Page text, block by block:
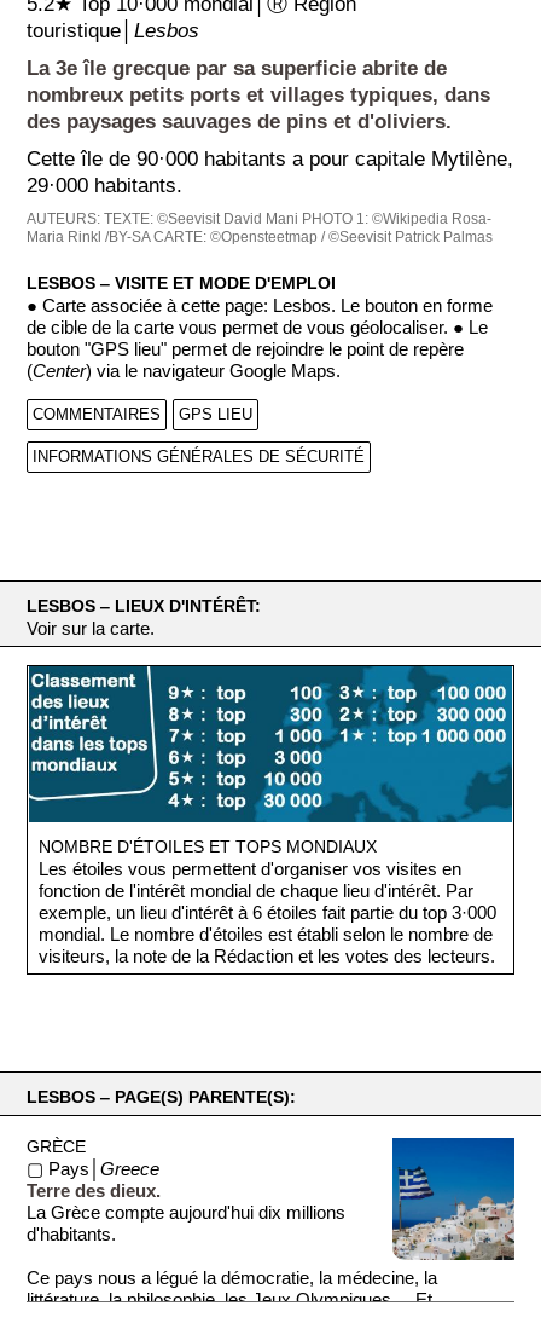
touristique│Lesbos
La 3e île grecque par sa superficie abrite de
nombreux petits ports et villages typiques, dans
des paysages sauvages de pins et d'oliviers.
Cette île de 90·000 habitants a pour capitale Mytilène,
29·000 habitants.
AUTEURS:TEXTE: ©Seevisit David Mani PHOTO 1: ©Wikipedia Rosa-
Maria Rinkl /BY-SA CARTE: ©Opensteetmap / ©Seevisit Patrick Palmas
LESBOS ‒ VISITE ET MODE D'EMPLOI
● Carte associée à cette page: Lesbos. Le bouton en forme
de cible de la carte vous permet de vous géolocaliser. ● Le
bouton "GPS lieu" permet de rejoindre le point de repère
(Center) via le navigateur Google Maps.
COMMENTAIRES GPS LIEU
INFORMATIONS GÉNÉRALES DE SÉCURITÉ
LESBOS ‒ LIEUX D'INTÉRÊT:
Voir sur la carte.
NOMBRE D'ÉTOILES ET TOPS MONDIAUX
Les étoiles vous permettent d'organiser vos visites en
fonction de l'intérêt mondial de chaque lieu d'intérêt. Par
exemple, un lieu d'intérêt à 6 étoiles fait partie du top 3·000
mondial. Le nombre d'étoiles est établi selon le nombre de
visiteurs, la note de la Rédaction et les votes des lecteurs.
LESBOS ‒ PAGE(S) PARENTE(S):
GRÈCE
▢ Pays│Greece
Terre des dieux.
La Grèce compte aujourd'hui dix millions
d'habitants.
Ce pays nous a légué la démocratie, la médecine, la
littérature, la philosophie, les Jeux Olympiques ... Et